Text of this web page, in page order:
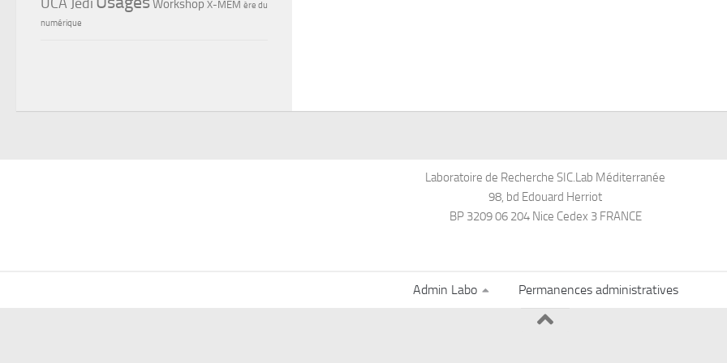
Workshop X-MEM ère du
numérique
Laboratoire de Recherche SIC.Lab Méditerranée
98, bd Edouard Herriot
BP 3209 06 204 Nice Cedex 3 FRANCE
Admin Labo Permanences administratives